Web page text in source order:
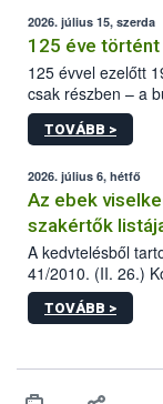
2026. július 15, szerda
125 éve történt
125 évvel ezelőtt
csak részben – a
állomás a Kis
tervezett új
TOVÁBB >
2026. július 6, hétfő
Az ebek
szakértők
A kedvtelésből
41/2010. (II. 26.)
sérülés, illetve
hatósági
TOVÁBB >